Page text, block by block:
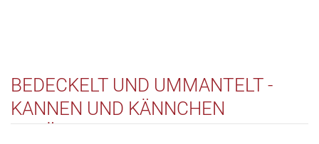
BEDECKELT UND UMMANTELT -
KANNEN UND KÄNNCHEN